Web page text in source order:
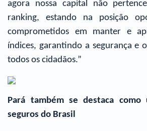
agora nossa capital não
ranking, estando na posição
comprometidos em manter e
índices, garantindo a segurança e
todos os cidadãos.”
Pará também se destaca como
seguros do Brasil